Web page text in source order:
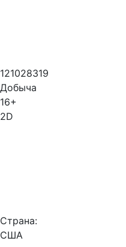
121028319
Добыча
16+
2D
Страна:
США